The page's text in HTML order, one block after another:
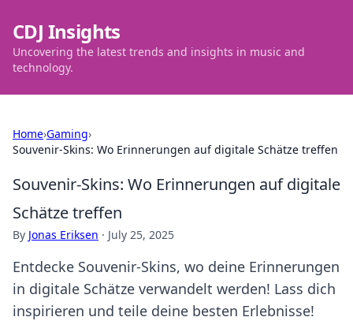
CDJ Insights
Uncovering the latest trends and insights in music and
technology.
Home›Gaming›
Souvenir-Skins: Wo Erinnerungen auf digitale Schätze treffen
Souvenir-Skins: Wo Erinnerungen auf digitale
Schätze treffen
By Jonas Eriksen · July 25, 2025
Entdecke Souvenir-Skins, wo deine Erinnerungen
in digitale Schätze verwandelt werden! Lass dich
inspirieren und teile deine besten Erlebnisse!